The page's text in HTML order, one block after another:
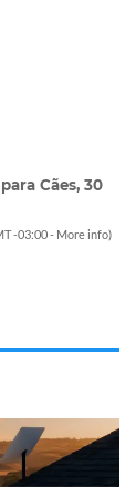
Cães, 30
-03:00 - More info)